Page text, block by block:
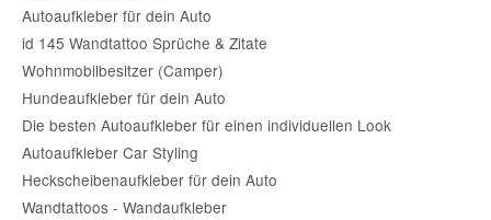
Autoaufkleber für dein Auto
id 145 Wandtattoo Sprüche & Zitate
Wohnmobilbesitzer (Camper)
Hundeaufkleber für dein Auto
Die besten Autoaufkleber für einen individuellen Look
Autoaufkleber Car Styling
Heckscheibenaufkleber für dein Auto
Wandtattoos - Wandaufkleber